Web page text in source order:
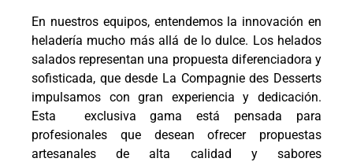
En nuestros equipos, entendemos la innovación en
heladería mucho más allá de lo dulce. Los helados
salados representan una propuesta diferenciadora y
sofisticada, que desde La Compagnie des Desserts
impulsamos con gran experiencia y dedicación.
Esta exclusiva gama está pensada para
profesionales que desean ofrecer propuestas
artesanales de alta calidad y sabores